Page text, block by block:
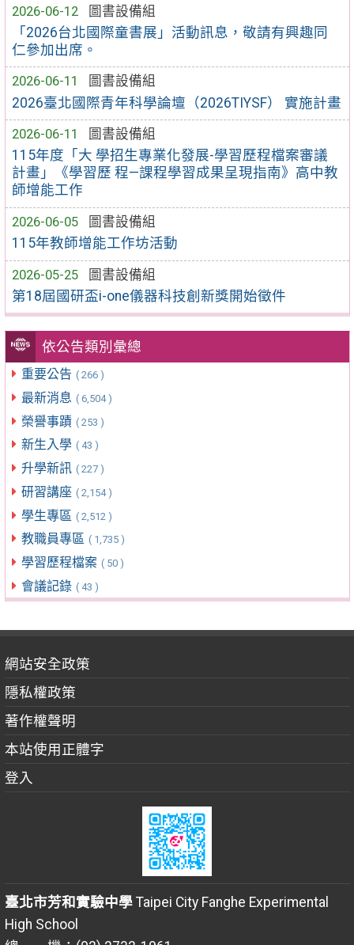
2026-06-12
圖書設備組
「2026台北國際童書展」活動訊息，敬請有興趣同
仁參加出席。
2026-06-11
圖書設備組
2026臺北國際青年科學論壇（2026TIYSF） 實施計畫
2026-06-11
圖書設備組
115年度「大 學招生專業化發展-學習歷程檔案審議
計畫」《學習歷 程—課程學習成果呈現指南》高中教
師增能工作
2026-06-05
圖書設備組
115年教師增能工作坊活動
2026-05-25
圖書設備組
第18屆國研盃i-one儀器科技創新獎開始徵件
依公告類別彙總
重要公告 ( 266 )
最新消息 ( 6,504 )
榮譽事蹟 ( 253 )
新生入學 ( 43 )
升學新訊 ( 227 )
研習講座 ( 2,154 )
學生專區 ( 2,512 )
教職員專區 ( 1,735 )
學習歷程檔案 ( 50 )
會議記錄 ( 43 )
網站安全政策
隱私權政策
著作權聲明
本站使用正體字
登入
臺北市芳和實驗中學Taipei City Fanghe Experimental
High School